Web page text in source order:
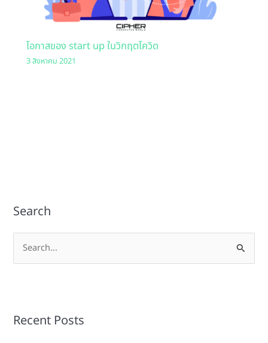
โอกาสของ start up ในวิกฤตโควิด
3 สิงหาคม 2021
Search
e
c
Recent Posts